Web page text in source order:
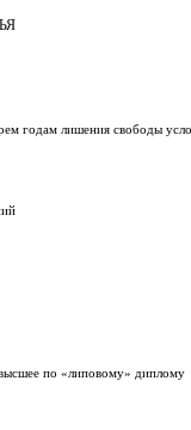
годам лишения свободы
по «липовому» диплому